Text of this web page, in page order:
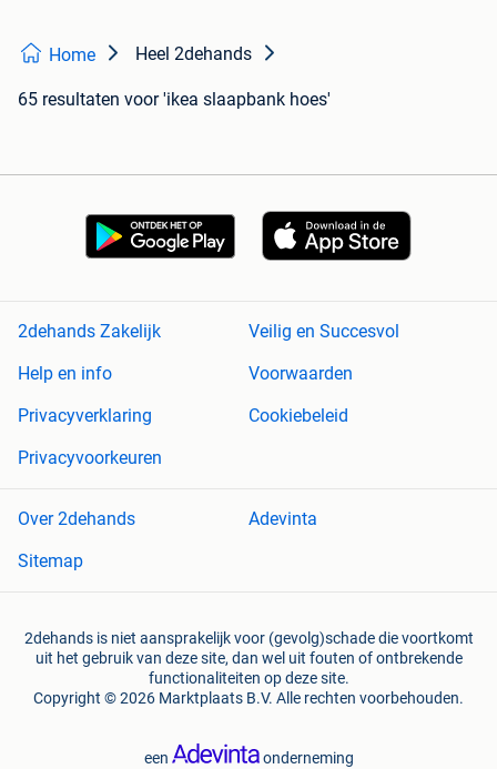
Home Heel 2dehands
65 resultaten voor 'ikea slaapbank hoes'
2dehands Zakelijk
Veilig en Succesvol
Help en info
Voorwaarden
Privacyverklaring
Cookiebeleid
Privacyvoorkeuren
Over 2dehands
Adevinta
Sitemap
2dehands is niet aansprakelijk voor (gevolg)schade die voortkomt
uit het gebruik van deze site, dan wel uit fouten of ontbrekende
functionaliteiten op deze site.
Copyright © 2026 Marktplaats B.V. Alle rechten voorbehouden.
een onderneming